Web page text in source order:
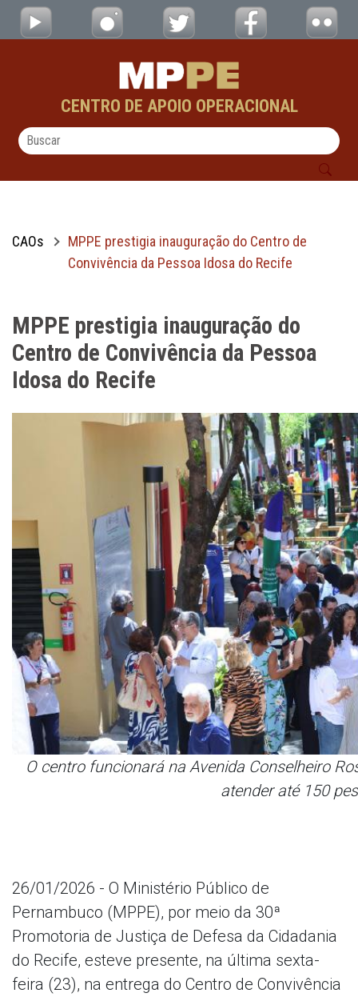
Pular para o Conteúdo principal
MPPE prestigia inauguração do Centro de
CENTRO DE APOIO OPERACIONAL
CAOs
MPPE prestigia inauguração do Centro de
Convivência da Pessoa Idosa do Recife
MPPE prestigia inauguração do
Centro de Convivência da Pessoa
Idosa do Recife
O centro funcionará na Avenida Conselheiro
atender até 150
26/01/2026 - O Ministério Público de
Pernambuco (MPPE), por meio da 30ª
Promotoria de Justiça de Defesa da Cidadania
do Recife, esteve presente, na última sexta-
feira (23), na entrega do Centro de Convivência